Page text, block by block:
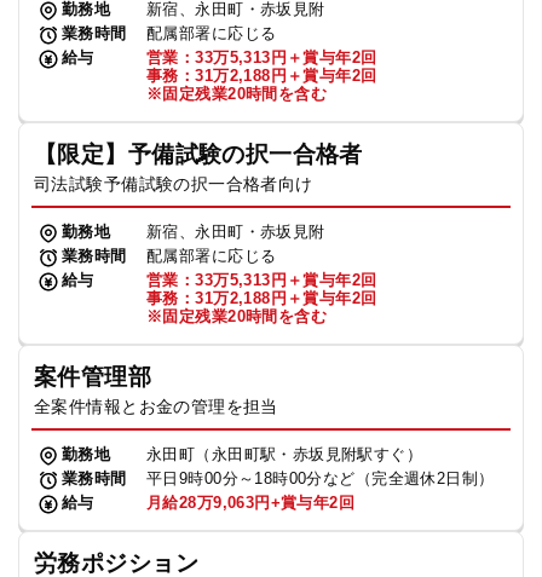
勤務地
新宿、永田町・赤坂見附
業務時間
配属部署に応じる
給与
営業：33万5,313円＋賞与年2回
事務：31万2,188円＋賞与年2回
※固定残業20時間を含む
【限定】予備試験の択一合格者
司法試験予備試験の択一合格者向け
勤務地
新宿、永田町・赤坂見附
業務時間
配属部署に応じる
給与
営業：33万5,313円＋賞与年2回
事務：31万2,188円＋賞与年2回
※固定残業20時間を含む
案件管理部
全案件情報とお金の管理を担当
勤務地
永田町（永田町駅・赤坂見附駅すぐ）
業務時間
平日9時00分～18時00分など（完全週休2日制）
給与
月給28万9,063円+賞与年2回
労務ポジション